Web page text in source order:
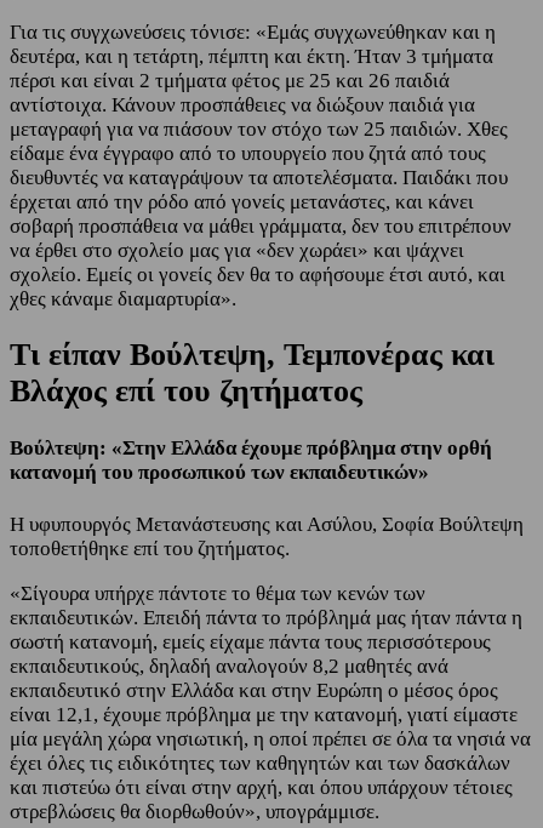
Για τις συγχωνεύσεις τόνισε: «Εμάς συγχωνεύθηκαν και η
δευτέρα, και η τετάρτη, πέμπτη και έκτη. Ήταν 3 τμήματα
πέρσι και είναι 2 τμήματα φέτος με 25 και 26 παιδιά
αντίστοιχα. Κάνουν προσπάθειες να διώξουν παιδιά για
μεταγραφή για να πιάσουν τον στόχο των 25 παιδιών. Χθες
είδαμε ένα έγγραφο από το υπουργείο που ζητά από τους
διευθυντές να καταγράψουν τα αποτελέσματα. Παιδάκι που
έρχεται από την ρόδο από γονείς μετανάστες, και κάνει
σοβαρή προσπάθεια να μάθει γράμματα, δεν του επιτρέπουν
να έρθει στο σχολείο μας για «δεν χωράει» και ψάχνει
σχολείο. Εμείς οι γονείς δεν θα το αφήσουμε έτσι αυτό, και
χθες κάναμε διαμαρτυρία».
Τι είπαν Βούλτεψη, Τεμπονέρας και
Βλάχος επί του ζητήματος
Βούλτεψη: «Στην Ελλάδα έχουμε πρόβλημα στην ορθή
κατανομή του προσωπικού των εκπαιδευτικών»
Η υφυπουργός Μετανάστευσης και Ασύλου, Σοφία Βούλτεψη
τοποθετήθηκε επί του ζητήματος.
«Σίγουρα υπήρχε πάντοτε το θέμα των κενών των
εκπαιδευτικών. Επειδή πάντα το πρόβλημά μας ήταν πάντα η
σωστή κατανομή, εμείς είχαμε πάντα τους περισσότερους
εκπαιδευτικούς, δηλαδή αναλογούν 8,2 μαθητές ανά
εκπαιδευτικό στην Ελλάδα και στην Ευρώπη ο μέσος όρος
είναι 12,1, έχουμε πρόβλημα με την κατανομή, γιατί είμαστε
μία μεγάλη χώρα νησιωτική, η οποί πρέπει σε όλα τα νησιά να
έχει όλες τις ειδικότητες των καθηγητών και των δασκάλων
και πιστεύω ότι είναι στην αρχή, και όπου υπάρχουν τέτοιες
στρεβλώσεις θα διορθωθούν», υπογράμμισε.